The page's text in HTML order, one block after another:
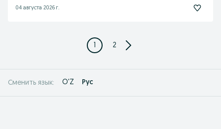
04 августа 2026 г.
1 2
Сменить язык: O'Z Рус